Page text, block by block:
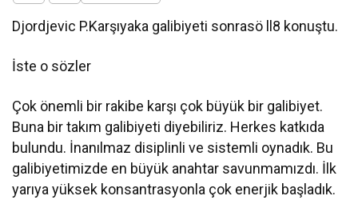
Djordjevic P.Karşıyaka galibiyeti sonrasö ll8 konuştu.
İste o sözler
Çok önemli bir rakibe karşı çok büyük bir galibiyet.
Buna bir takım galibiyeti diyebiliriz. Herkes katkıda
bulundu. İnanılmaz disiplinli ve sistemli oynadık. Bu
galibiyetimizde en büyük anahtar savunmamızdı. İlk
yarıya yüksek konsantrasyonla çok enerjik başladık.